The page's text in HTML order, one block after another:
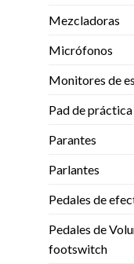
Mezcladoras
Micrófonos
Monitores de
Pad de práctica
Parantes
Parlantes
Pedales de
Pedales de
footswitch